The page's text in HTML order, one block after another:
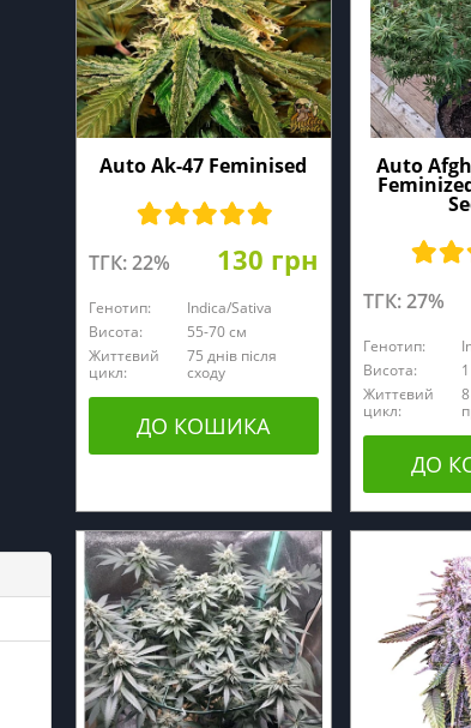
Auto Ak-47 Feminised
ТГК: 22% 130 грн
Генотип:
Indica/Sativa
Висота:
55-70 см
Життєвий
цикл:
75 днів після
сходу
ДО КОШИКА
Auto
ТГК: 27%
Генотип:
Висота:
Життєвий
цикл:
ДО